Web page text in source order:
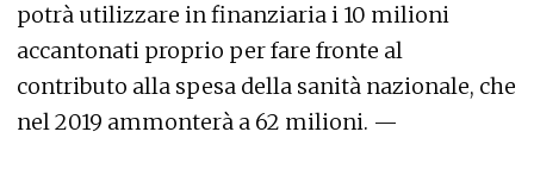
potrà utilizzare in finanziaria i 10 milioni
accantonati proprio per fare fronte al
contributo alla spesa della sanità nazionale, che
nel 2019 ammonterà a 62 milioni. —